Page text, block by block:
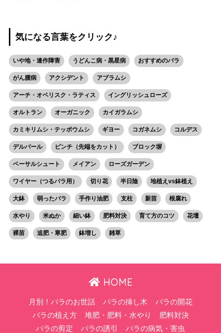
気になる言葉をクリック♪
いや地・連作障害 うどんこ病・黒星病 おすすめのバラ
がん腫病 アクシデント アブラムシ
アーチ・オベリスク・ラティス イングリッシュローズ
オルトラン オーガニック カイガラムシ
カミキリムシ・テッポウムシ ギヨー コガネムシ コルデス
デルバール ピンチ（先端をカット） ブロック塀
ベーサルシュート メイアン ローズガーデン
ワイヤー（つるバラ用） 切り花 半日陰 地植えvs鉢植え
大鉢 弱ったバラ 手作り油肥 支柱 新苗 根腐れ
水やり 米ぬか 細い鉢 肥料対決 育て方のコツ 花壇
裸苗 追肥・寒肥 鉢増し 雑草
HOME
月別！バラのお世話 バラの挿し木
バラの開花
バラの植え方
堆肥・肥料・水やり
肥料対決
バラの剪定
バラの誘引 バラの病気・害虫